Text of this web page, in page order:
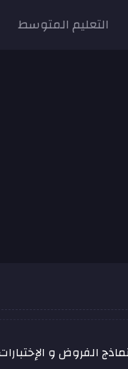
التعليم المتوسط
الفروض و